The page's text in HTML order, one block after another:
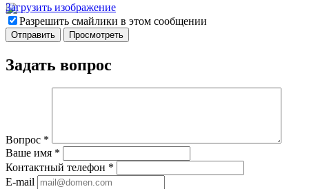
Загрузить изображение
Разрешить смайлики в этом сообщении
Задать вопрос
Вопрос *
Ваше имя *
Контактный телефон *
E-mail